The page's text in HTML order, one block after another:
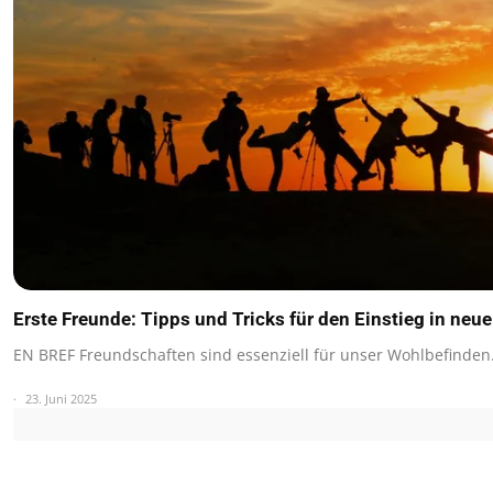
Erste Freunde: Tipps und Tricks für den Einstieg in
EN BREF Freundschaften sind essenziell für unser
23. Juni 2025